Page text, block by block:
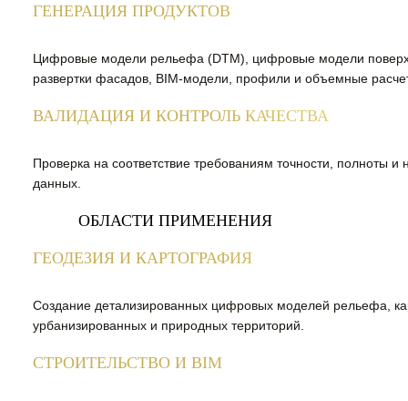
ГЕНЕРАЦИЯ ПРОДУКТОВ
Цифровые модели рельефа (DTM), цифровые модели
развертки фасадов, BIM-модели, профили и объемные
ВАЛИДАЦИЯ И КОНТРОЛЬ КАЧЕСТВА
Проверка на соответствие требованиям точности, полноты и
данных.
ОБЛАСТИ ПРИМЕНЕНИЯ
ГЕОДЕЗИЯ И КАРТОГРАФИЯ
Создание детализированных цифровых моделей рельефа,
урбанизированных и природных территорий.
СТРОИТЕЛЬСТВО И BIM